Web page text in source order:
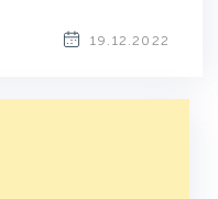
на этот
компании.
19.12.2022